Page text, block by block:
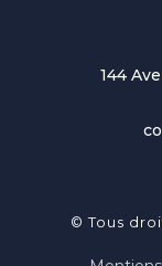
144
© Tous